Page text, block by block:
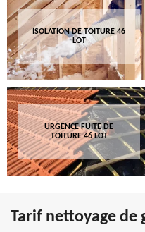
ISOLATION DE TOITURE 46
LOT
URGENCE FUITE DE
TOITURE 46 LOT
Tarif nettoyage de